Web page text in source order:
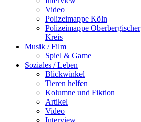
Video
Polizeimappe Köln
Polizeimappe Oberbergischer
Kreis
Musik / Film
Spiel & Game
Soziales / Leben
Blickwinkel
Tieren helfen
Kolumne und Fiktion
Artikel
Video
Interview